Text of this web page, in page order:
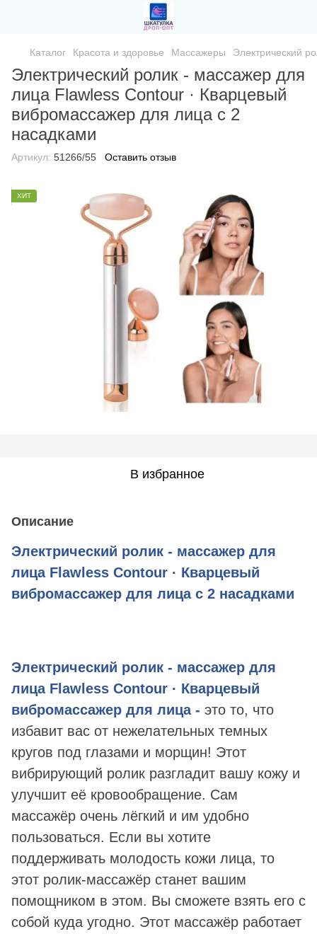
Каталог Красота и здоровье Массажеры Электрический
Электрический ролик - массажер для
лица Flawless Contour · Кварцевый
вибромассажер для лица с 2
насадками
Артикул: 51266/55 Оставить отзыв
ХИТ
В избранное
Описание
Электрический ролик - массажер для
лица Flawless Contour · Кварцевый
вибромассажер для лица с 2 насадками
Электрический ролик - массажер для
лица Flawless Contour · Кварцевый
вибромассажер для лица- это то, что
избавит вас от нежелательных темных
кругов под глазами и морщин! Этот
вибрирующий ролик разгладит вашу кожу и
улучшит её кровообращение. Сам
массажёр очень лёгкий и им удобно
пользоваться. Если вы хотите
поддерживать молодость кожи лица, то
этот ролик-массажёр станет вашим
помощником в этом. Вы сможете взять его с
собой куда угодно. Этот массажёр работает